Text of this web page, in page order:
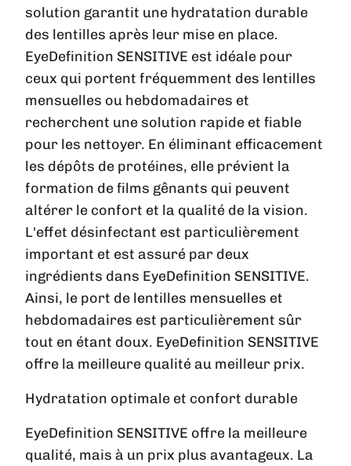
solution garantit une hydratation durable
des lentilles après leur mise en place.
EyeDefinition SENSITIVE est idéale pour
ceux qui portent fréquemment des lentilles
mensuelles ou hebdomadaires et
recherchent une solution rapide et fiable
pour les nettoyer. En éliminant efficacement
les dépôts de protéines, elle prévient la
formation de films gênants qui peuvent
altérer le confort et la qualité de la vision.
L'effet désinfectant est particulièrement
important et est assuré par deux
ingrédients dans EyeDefinition SENSITIVE.
Ainsi, le port de lentilles mensuelles et
hebdomadaires est particulièrement sûr
tout en étant doux. EyeDefinition SENSITIVE
offre la meilleure qualité au meilleur prix.
Hydratation optimale et confort durable
EyeDefinition SENSITIVE offre la meilleure
qualité, mais à un prix plus avantageux. La